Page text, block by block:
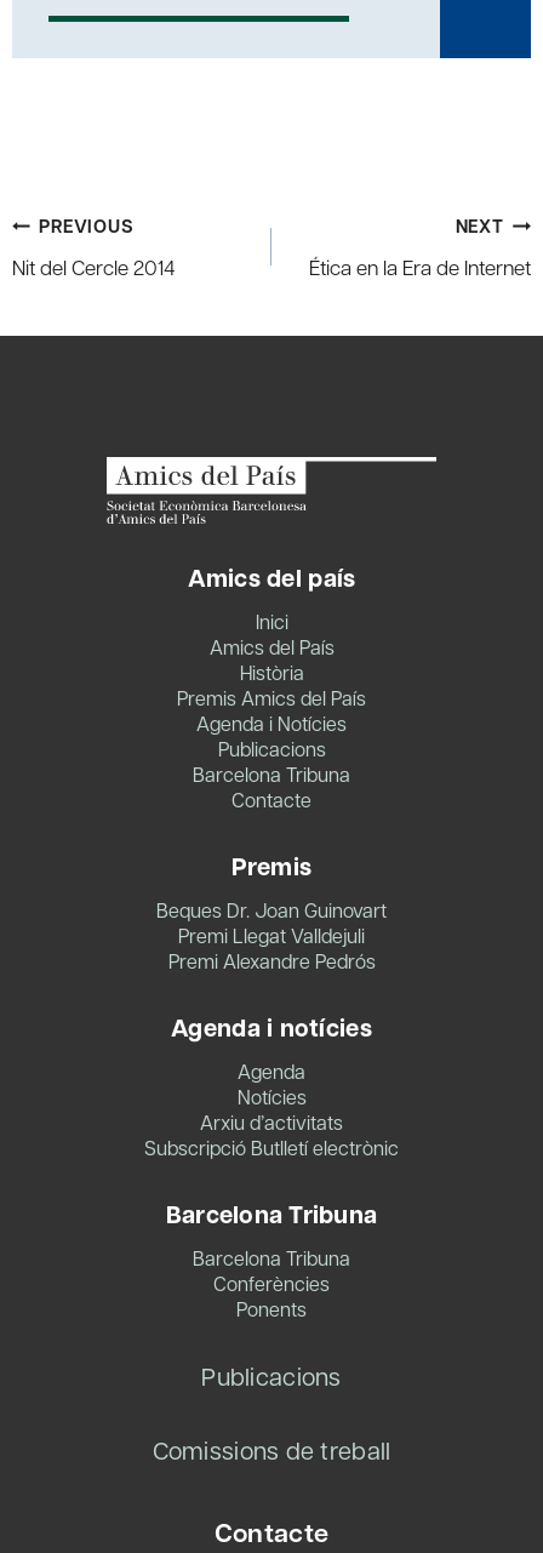
Post
navigation
PREVIOUS
Nit del Cercle 2014
NEXT
Ética en la Era de Internet
Amics del país
Inici
Amics del País
Història
Premis Amics del País
Agenda i Notícies
Publicacions
Barcelona Tribuna
Contacte
Premis
Beques Dr. Joan Guinovart
Premi Llegat Valldejuli
Premi Alexandre Pedrós
Agenda i notícies
Agenda
Notícies
Arxiu d’activitats
Subscripció Butlletí electrònic
Barcelona Tribuna
Barcelona Tribuna
Conferències
Ponents
Publicacions
Comissions de treball
Contacte